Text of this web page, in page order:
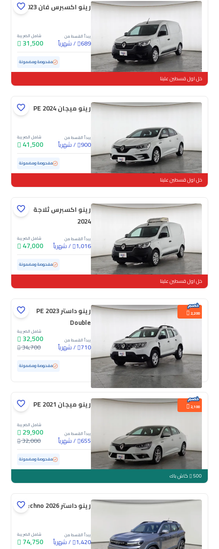
رينو اكسبرس فان 2023
يبدأ القسط من
689
/شهرياً
شامل الضريبة
31,500
مستعملة 146,839 كم مفحوصة ومضمونة
خل اول قسطين علينا
رينو ميجان PE 2024
يبدأ القسط من
900
/شهرياً
شامل الضريبة
41,500
مستعملة 51,753 كم مفحوصة ومضمونة
خل اول قسطين علينا
رينو اكسبرس ثلاجة
2024
يبدأ القسط من
1,016
/شهرياً
شامل الضريبة
47,000
مستعملة 50,582 كم مفحوصة ومضمونة
خل اول قسطين علينا
2,200
رينو داستر PE 2023
Double
يبدأ القسط من
710
/شهرياً
شامل الضريبة
32,500
34,700
مستعملة 117,854 كم مفحوصة ومضمونة
2,100 رينو ميجان PE 2021
يبدأ القسط من
655
/شهرياً
شامل الضريبة
29,900
32,000
مستعملة 152,922 كم مفحوصة ومضمونة
500 كاش باك
رينو داستر Techno 2026
يبدأ القسط من
1,420
/شهرياً
شامل الضريبة
74,750